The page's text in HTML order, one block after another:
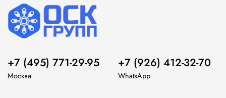
+7 (495) 771-29-95
Москва
+7 (926) 412-32-70
WhatsApp